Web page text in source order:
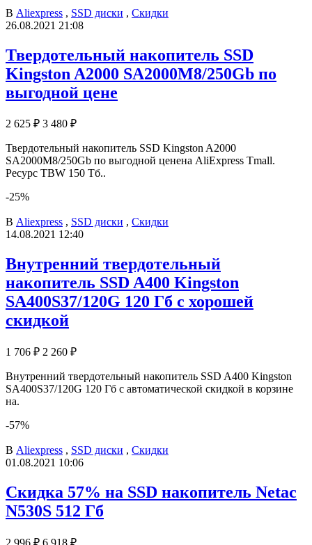
В Aliexpress , SSD диски , Скидки
26.08.2021 21:08
Твердотельный накопитель SSD
Kingston A2000 SA2000M8/250Gb по
выгодной цене
2 625 ₽ 3 480 ₽
Твердотельный накопитель SSD Kingston A2000
SA2000M8/250Gb по выгодной ценена AliExpress Tmall.
Ресурс TBW 150 Тб..
-25%
В Aliexpress , SSD диски , Скидки
14.08.2021 12:40
Внутренний твердотельный
накопитель SSD A400 Kingston
SA400S37/120G 120 Гб с хорошей
скидкой
1 706 ₽ 2 260 ₽
Внутренний твердотельный накопитель SSD A400 Kingston
SA400S37/120G 120 Гб с автоматической скидкой в корзине
на.
-57%
В Aliexpress , SSD диски , Скидки
01.08.2021 10:06
Скидка 57% на SSD накопитель Netac
N530S 512 Гб
2 996 ₽ 6 918 ₽